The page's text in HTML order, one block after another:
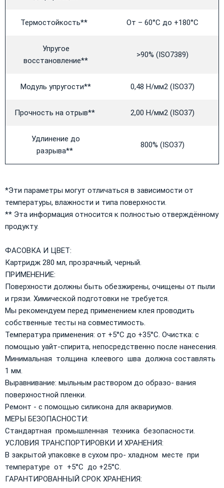
Термостойкость** От – 60°C до +180°C
Упругое
восстановление**
>90% (ISO7389)
Модуль упругости** 0,48 Н/мм2 (ISO37)
Прочность на отрыв** 2,00 Н/мм2 (ISO37)
Удлинение до
разрыва**
800% (ISO37)
*Эти параметры могут отличаться в зависимости от
температуры, влажности и типа поверхности.
** Эта информация относится к полностью отверждённому
продукту.
ФАСОВКА И ЦВЕТ:
Картридж 280 мл, прозрачный, черный.
ПРИМЕНЕНИЕ:
Поверхности должны быть обезжирены, очищены от пыли
и грязи. Химической подготовки не требуется.
Мы рекомендуем перед применением клея проводить
собственные тесты на совместимость.
Температура применения: от +5°C до +35°C. Очистка: с
помощью уайт-спирита, непосредственно после нанесения.
Минимальная толщина клеевого шва должна составлять
1 мм.
Выравнивание: мыльным раствором до образо- вания
поверхностной пленки.
Ремонт - с помощью силикона для аквариумов.
МЕРЫ БЕЗОПАСНОСТИ:
Стандартная промышленная техника безопасности.
УСЛОВИЯ ТРАНСПОРТИРОВКИ И ХРАНЕНИЯ:
В закрытой упаковке в сухом про- хладном месте при
температуре от +5°C до +25°C.
ГАРАНТИРОВАННЫЙ СРОК ХРАНЕНИЯ: